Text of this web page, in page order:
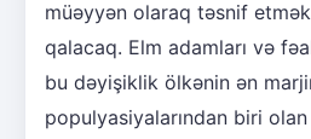
müəyyən olaraq təsnif
qalacaq. Elm adamları və
bu dəyişiklik ölkənin ən
populyasiyalarından biri